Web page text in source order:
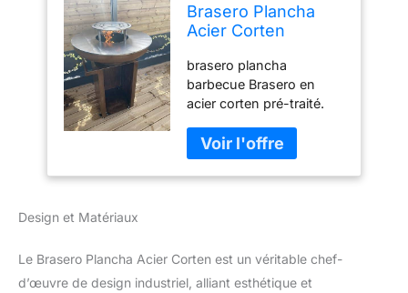
Brasero Plancha
Acier Corten
brasero plancha
barbecue Brasero en
acier corten pré-traité.
grille centrale d'une
épaisseur de 10 mm. La
cuve du foyer, avec sa
fond en acier corten.
l'ensemble sur roulettes
Design et Matériaux
Le Brasero Plancha Acier Corten est un véritable chef-
d’œuvre de design industriel, alliant esthétique et